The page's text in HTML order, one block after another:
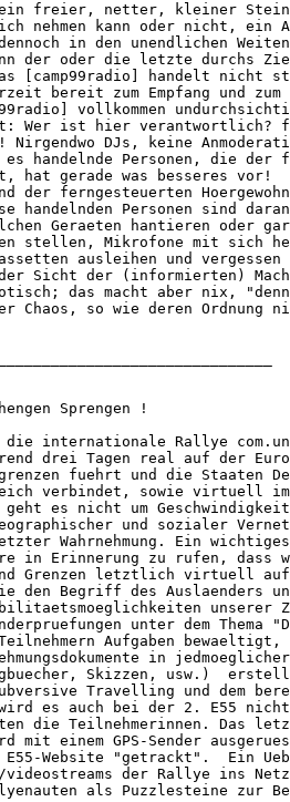
ein freier, netter, kleiner
nehmen kann oder nicht, ein
in den unendlichen
der oder die letzte durchs
[camp99radio] handelt nicht
bereit zum Empfang und zum
vollkommen
Wer ist hier
Nirgendwo DJs, keine
handelnde Personen, die der
hat gerade was besseres vor!
der ferngesteuerten
handelnden Personen sind
Geraeten hantieren oder
stellen, Mikrofone mit sich
ausleihen und vergessen
der Sicht der (informierten)
das macht aber nix,
so wie deren Ordnung
Sprengen !
internationale Rallye
drei Tagen real auf der
fuehrt und die Staaten
verbindet, sowie virtuell
es nicht um
und sozialer
Wahrnehmung. Ein
in Erinnerung zu rufen, dass
Grenzen letztlich virtuell
den Begriff des Auslaenders
unter dem Thema
Aufgaben
in
Skizzen, usw.)
Travelling und dem
wird es auch bei der 2. E55
die Teilnehmerinnen. Das
mit einem GPS-Sender
Website "getrackt".  Ein
der Rallye ins
als Puzzlesteine zur